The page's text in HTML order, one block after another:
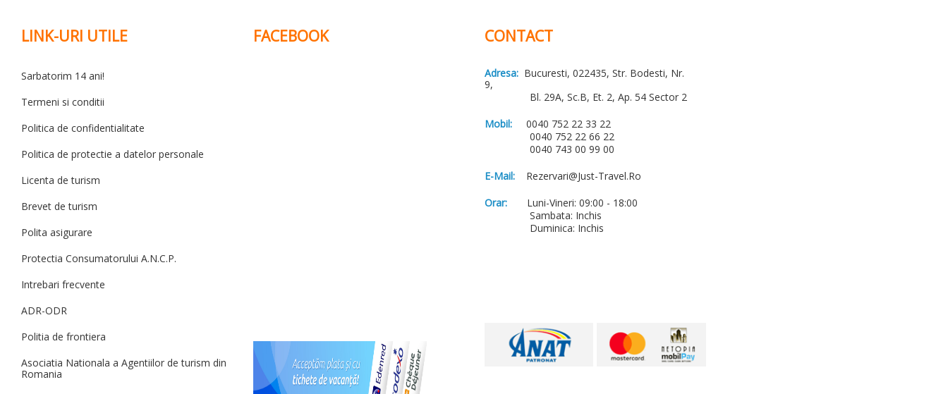
LINK-URI UTILE
Sarbatorim 14 ani!
Termeni si conditii
Politica de confidentialitate
Politica de protectie a datelor personale
Licenta de turism
Brevet de turism
Polita asigurare
Protectia Consumatorului A.N.C.P.
Intrebari frecvente
ADR-ODR
Politia de frontiera
Asociatia Nationala a Agentiilor de turism din
Romania
FACEBOOK CONTACT
Adresa: Bucuresti, 022435, Str. Bodesti, Nr.
9,
Bl. 29A, Sc.B, Et. 2, Ap. 54 Sector 2
Mobil:
0040 752 22 33 22
0040 752 22 66 22
0040 743 00 99 00
E-Mail: Rezervari@just-Travel.ro
Orar: Luni-Vineri: 09:00 - 18:00
Sambata: Inchis
Duminica: Inchis